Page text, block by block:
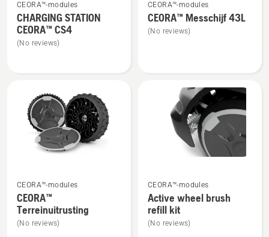
meer
details
over
CHARGING
CEORA™-modules
CHARGING STATION
CEORA™ CS4
(No reviews)
meer
details
over
CEORA™-modules
CEORA™ Messchijf 43L
(No reviews)
meer
details
over
CEORA™
CEORA™-modules
CEORA™
Terreinuitrusting
(No reviews)
meer
details
over
Active
CEORA™-modules
Active wheel brush
refill kit
(No reviews)